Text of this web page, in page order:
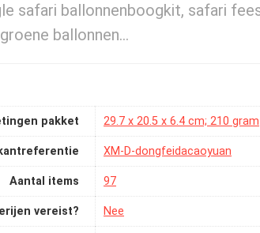
safari ballonnenboogkit, safari
ballonnen…
pakket ‎29.7 x 20.5 x 6.4 cm; 210 gram
‎XM-D-dongfeidacaoyuan
Aantal items ‎97
vereist? ‎Nee